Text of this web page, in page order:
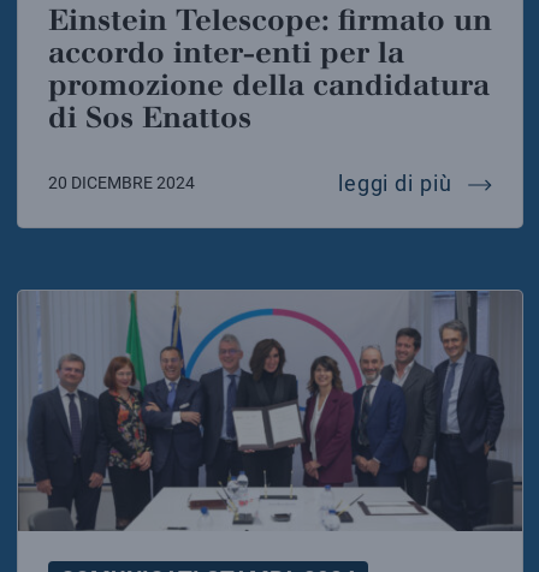
Einstein Telescope: firmato un
accordo inter-enti per la
promozione della candidatura
di Sos Enattos
20 DICEMBRE 2024 leggi di più